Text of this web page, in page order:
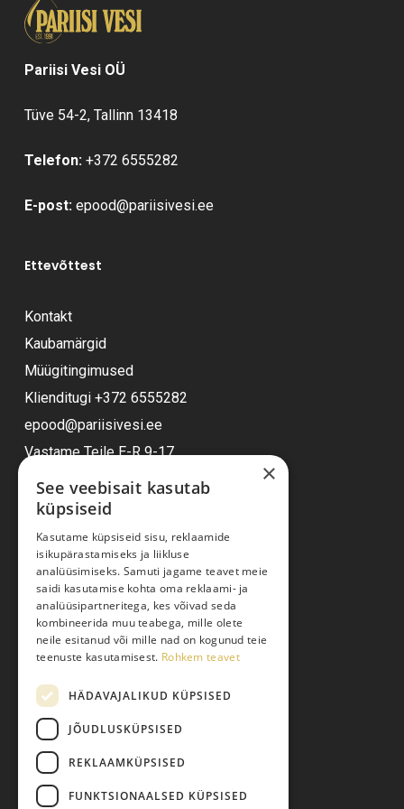
Pariisi Vesi OÜ
Tüve 54-2, Tallinn 13418
Telefon: +372 6555282
E-post: epood@pariisivesi.ee
Ettevõttest
Kontakt
Kaubamärgid
Müügitingimused
Klienditugi +372 6555282
epood@pariisivesi.ee
Vastame Teile E-R 9-17
Ostuabi
Kauba kohaletoimetamine
Toodete tellimine
Maksmine
Järelmaks
Pretensiooni esitamine
Isikuandmete töötlemine
×
See veebisait kasutab
küpsiseid
Kasutame küpsiseid sisu, reklaamide
isikupärastamiseks ja liikluse
analüüsimiseks. Samuti jagame teavet meie
saidi kasutamise kohta oma reklaami- ja
analüüsipartneritega, kes võivad seda
kombineerida muu teabega, mille olete
neile esitanud või mille nad on kogunud teie
teenuste kasutamisest. Rohkem teavet
HÄDAVAJALIKUD KÜPSISED
JÕUDLUSKÜPSISED
REKLAAMKÜPSISED
FUNKTSIONAALSED KÜPSISED